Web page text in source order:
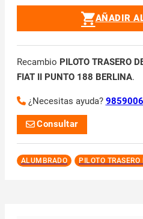
AÑADIR
Recambio PILOTO TRASERO
FIAT II PUNTO 188 BERLINA.
¿Necesitas ayuda?
Consultar
ALUMBRADO PILOTO TRASERO